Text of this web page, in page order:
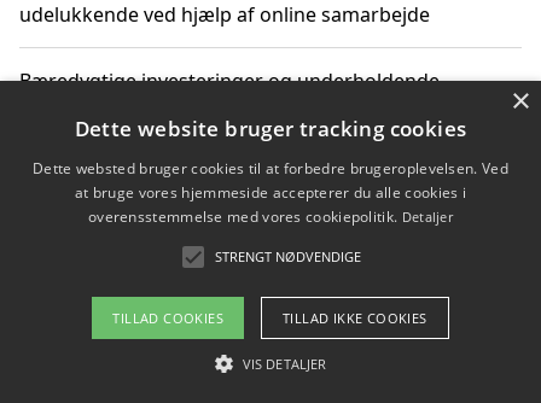
udelukkende ved hjælp af online samarbejde
Bæredygtige investeringer og underholdende
Sådan kan online møder for virksomheder fremme
grønne investeringer
Copyright 2026 - Pilanto Aps
Om / kontakt
×
Dette website bruger tracking cookies
Dette websted bruger cookies til at forbedre brugeroplevelsen. Ved
at bruge vores hjemmeside accepterer du alle cookies i
overensstemmelse med vores cookiepolitik. Detaljer
STRENGT NØDVENDIGE
TILLAD COOKIES TILLAD IKKE COOKIES
VIS DETALJER